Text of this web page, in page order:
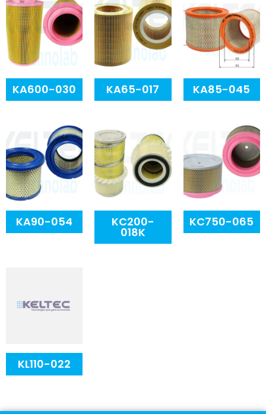
KA600-030 KA65-017 KA85-045
KA90-054 KC200-
018K
KC750-065
KL110-022